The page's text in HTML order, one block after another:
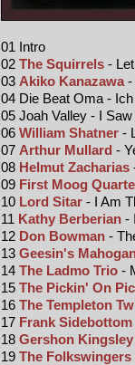
01 Intro
02 The Squirrels -
03 Akiko Kanazawa-
04 Die Beat Oma -
05 Joah Valley - I
06 William Shatner -
07 Arthur Mullard -
08 Helmut Zacharias
09 First Moog
10 Lord Sitar - I Am
11 Kathy Berberian -
12 Don Bowman -
13 Geesin's
14 The Ladmo Trio -
15 The Pickin' On
16 The Templeton
17 Frank Sidebottom
18 Gershon Kingsley
19 The Folkswingers